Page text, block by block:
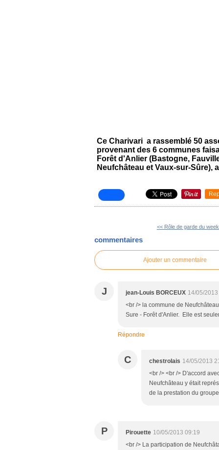
Ce Charivari a rassemblé 50
provenant des 6 communes
Forêt d'Anlier (Bastogne,
Neufchâteau et Vaux-sur-Sûre),
<< Rôle de garde du
commentaires
Ajouter un commentaire
J jean-Louis BORCEUX 14/05/
<br /> la commune de
Sure - Forêt d'Anlier. Elle est
Répondre
C chestrolais 14/05/2013
<br /> <br /> D'accord
Neufchâteau y était
de la prestation du
P Pirouette 10/05/2013 09:19
<br /> La participation de